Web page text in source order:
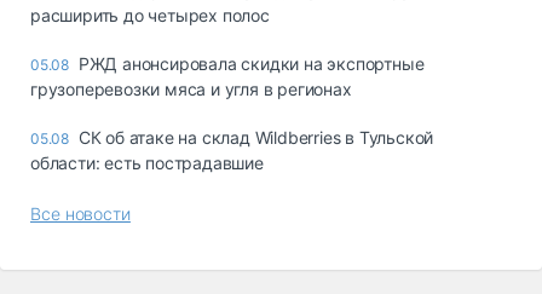
расширить до четырех полос
05.08 РЖД анонсировала скидки на экспортные
грузоперевозки мяса и угля в регионах
05.08 СК об атаке на склад Wildberries в Тульской
области: есть пострадавшие
Все новости